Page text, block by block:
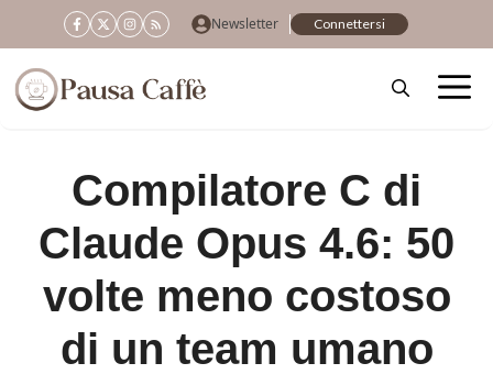
al
contenuto
Newsletter Connettersi
Compilatore C di
Claude Opus 4.6: 50
volte meno costoso
di un team umano